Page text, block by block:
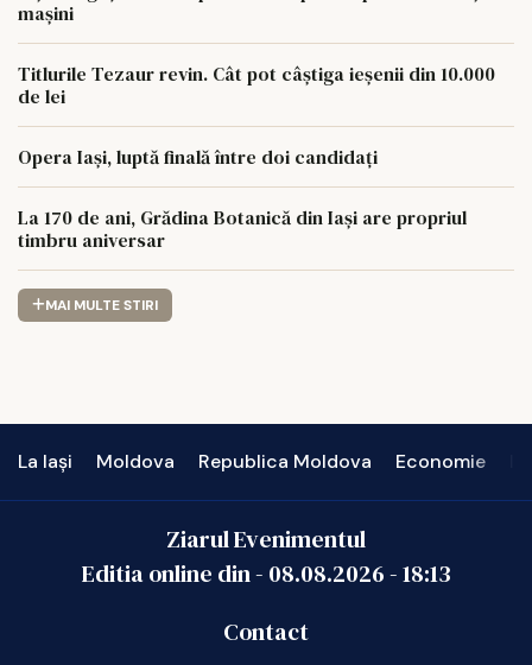
mașini
Titlurile Tezaur revin. Cât pot câștiga ieșenii din 10.000
de lei
Opera Iași, luptă finală între doi candidați
La 170 de ani, Grădina Botanică din Iași are propriul
timbru aniversar
MAI MULTE STIRI
La Iași Moldova Republica Moldova Economie
Ziarul Evenimentul
Editia online din - 08.08.2026-18:13
Contact